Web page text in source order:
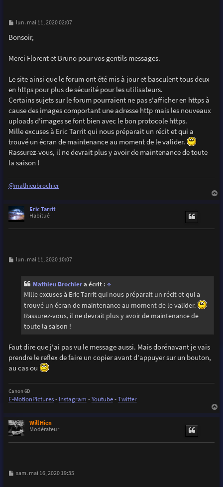
M
s
s
e
lun. mai 11, 2020 02:07
Bonsoir,
Merci Florent et Bruno pour vos gentils messages.
Le site ainsi que le forum ont été mis à jour et basculent tous deux
en https pour plus de sécurité pour les utilisateurs.
Certains sujets sur le forum pourraient ne pas s'afficher en https à
cause des images comportant une adresse http mais les nouveaux
uploads d'images se font bien avec le bon protocole https.
Mille excuses à Eric Tarrit qui nous préparait un récit et qui a
trouvé un écran de maintenance au moment de le valider.
Rassurez-vous, il ne devrait plus y avoir de maintenance de toute
la saison !
@mathieubrochier
Eric Tarrit
Habitué
Mlun. mai 11, 2020 10:07
Mathieu Brochiera écrit : ↑
Mille excuses à Eric Tarrit qui nous préparait un récit et qui a
trouvé un écran de maintenance au moment de le valider.
Rassurez-vous, il ne devrait plus y avoir de maintenance de
toute la saison !
Faut dire que j'ai pas vu le message aussi. Mais dorénavant je vais
prendre le reflex de faire un copier avant d'appuyer sur un bouton,
au cas ou
Canon 6D
E-MotionPictures- Instagram -Youtube-Twitter
Will Hien
Modérateur
M
sam. mai 16, 2020 19:35